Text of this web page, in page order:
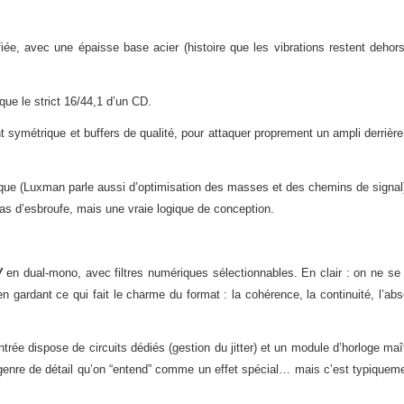
avec une épaisse base acier (histoire que les vibrations restent
le strict 16/44,1 d’un CD.
symétrique et buffers de qualité, pour attaquer proprement un ampli
(Luxman parle aussi d’optimisation des masses et des chemins de
d’esbroufe, mais une vraie logique de conception.
en dual-mono, avec filtres numériques sélectionnables. En clair : on ne se
ce qui fait le charme du format : la cohérence, la continuité,
dispose de circuits dédiés (gestion du jitter) et un module d’horloge
de détail qu’on “entend” comme un effet spécial… mais c’est